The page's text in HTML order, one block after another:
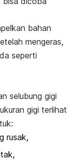
bahan
mengeras,
seperti
selubung gigi
gigi terlihat
rusak,